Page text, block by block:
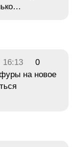
16:13
0
на новое